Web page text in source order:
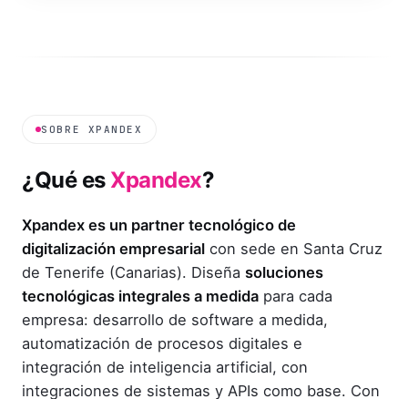
SOBRE XPANDEX
¿Qué es Xpandex?
Xpandex es un partner tecnológico de
digitalización empresarial con sede en Santa Cruz
de Tenerife (Canarias). Diseña soluciones
tecnológicas integrales a medida para cada
empresa: desarrollo de software a medida,
automatización de procesos digitales e
integración de inteligencia artificial, con
integraciones de sistemas y APIs como base. Con